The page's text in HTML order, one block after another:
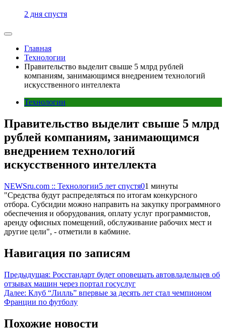
2 дня спустя
Главная
Технологии
Правительство выделит свыше 5 млрд рублей
компаниям, занимающимся внедрением технологий
искусственного интеллекта
Технологии
Правительство выделит свыше 5 млрд
рублей компаниям, занимающимся
внедрением технологий
искусственного интеллекта
NEWSru.com :: Технологии5 лет спустя01 минуты
"Средства будут распределяться по итогам конкурсного
отбора. Субсидии можно направить на закупку программного
обеспечения и оборудования, оплату услуг программистов,
аренду офисных помещений, обслуживание рабочих мест и
другие цели", - отметили в кабмине.
Навигация по записям
Предыдущая: Росстандарт будет оповещать автовладельцев об
отзывах машин через портал госуслуг
Далее: Клуб “Лилль” впервые за десять лет стал чемпионом
Франции по футболу
Похожие новости